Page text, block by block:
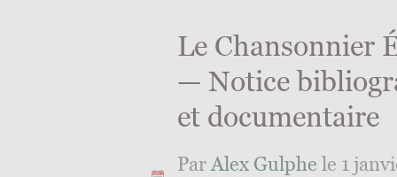
Le Chansonnier
— Notice
et documentaire
ParAlex Gulphe le 1